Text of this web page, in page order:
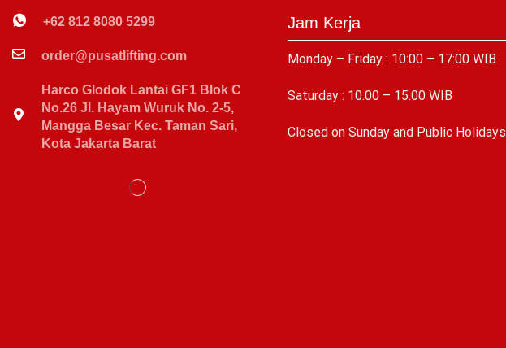
+62 812 8080 5299
order@pusatlifting.com
Harco Glodok Lantai GF1 Blok C
No.26 Jl. Hayam Wuruk No. 2-5,
Mangga Besar Kec. Taman Sari,
Kota Jakarta Barat
Jam Kerja
Monday – Friday : 10:00 – 17:00 WIB
Saturday : 10.00 – 15.00 WIB
Closed on Sunday and Public Holidays